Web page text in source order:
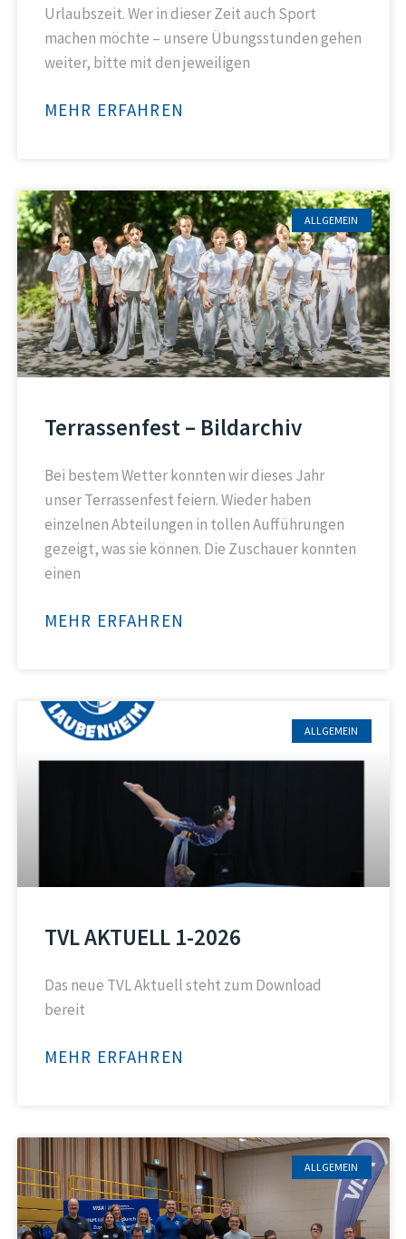
Urlaubszeit. Wer in dieser Zeit auch Sport
machen möchte – unsere Übungsstunden gehen
weiter, bitte mit den jeweiligen
MEHR ERFAHREN
ALLGEMEIN
Terrassenfest – Bildarchiv
Bei bestem Wetter konnten wir dieses Jahr
unser Terrassenfest feiern. Wieder haben
einzelnen Abteilungen in tollen Aufführungen
gezeigt, was sie können. Die Zuschauer konnten
einen
MEHR ERFAHREN
ALLGEMEIN
TVL AKTUELL 1-2026
Das neue TVL Aktuell steht zum Download
bereit
MEHR ERFAHREN
ALLGEMEIN